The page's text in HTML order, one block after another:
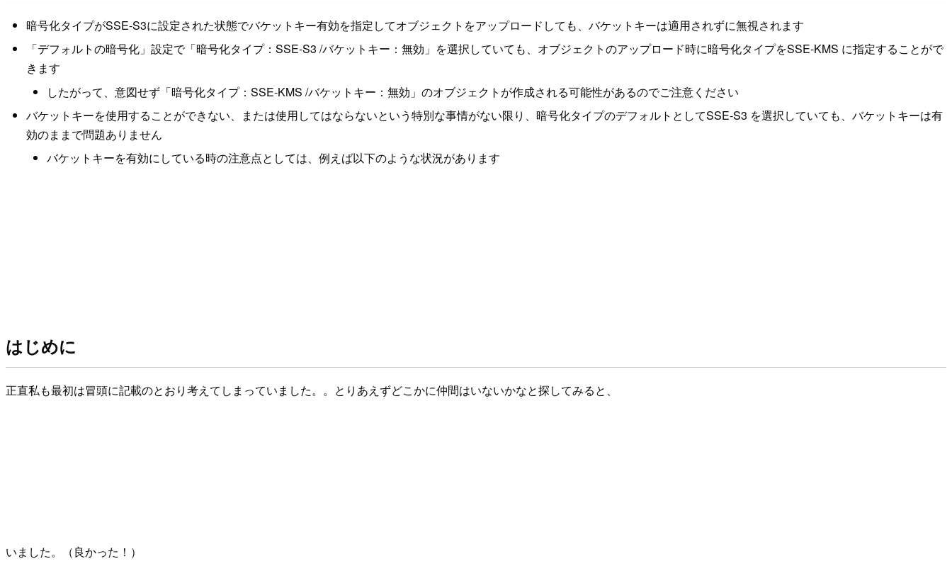
暗号化タイプがSSE-S3に設定された状態でバケットキー有効を指定してオブジェクトをアップロードしても、バケットキーは適用されずに無視されます
「デフォルトの暗号化」設定で「暗号化タイプ：SSE-S3 /バケットキー：無効」を選択していても、オブジェクトのアップロード時に暗号化タイプをSSE-KMS に指定することがで
きます
したがって、意図せず「暗号化タイプ：SSE-KMS /バケットキー：無効」のオブジェクトが作成される可能性があるのでご注意ください
バケットキーを使用することができない、または使用してはならないという特別な事情がない限り、暗号化タイプのデフォルトとしてSSE-S3 を選択していても、バケットキーは有
効のままで問題ありません
バケットキーを有効にしている時の注意点としては、例えば以下のような状況があります
はじめに
正直私も最初は冒頭に記載のとおり考えてしまっていました。。とりあえずどこかに仲間はいないかなと探してみると、
いました。（良かった！）